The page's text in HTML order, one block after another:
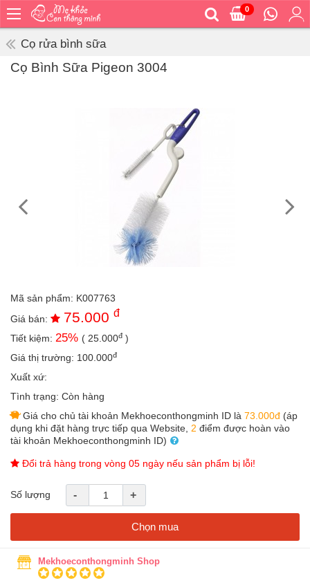
0
Bé
ăn
khỏe
an
Bé
Bé
mà
học
cho
cho
dùng
Cọ rửa bình sữa
Cọ Bình Sữa Pigeon 3004
Mã sản phẩm: K007763
Giá bán:
75.000 đ
Tiết kiệm: 25% ( 25.000đ )
Giá thị trường: 100.000đ
Xuất xứ:
Tình trạng: Còn hàng
Giá cho chủ tài khoản Mekhoeconthongminh ID là 73.000đ (áp
dụng khi đặt hàng trực tiếp qua Website, 2 điểm được hoàn vào
tài khoản Mekhoeconthongminh ID)
Đổi trả hàng trong vòng 05 ngày nếu sản phẩm bị lỗi!
Số lượng - +
Chọn mua
Mekhoeconthongminh Shop